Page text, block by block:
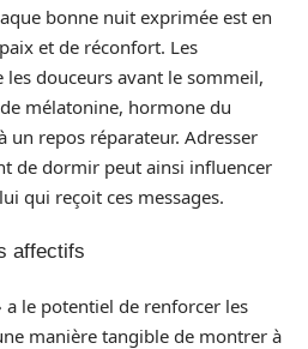
bonne nuit exprimée est en
et de réconfort. Les
douceurs avant le sommeil,
mélatonine, hormone du
repos réparateur. Adresser
de dormir peut ainsi influencer
qui reçoit ces messages.
affectifs
le potentiel de renforcer les
manière tangible de montrer à